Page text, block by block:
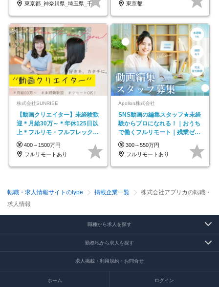
東京都_神奈川県_埼玉県_千葉県_大阪府…
東京都
株式会社SUNRISE
【動画クリエイター】未経験歓
迎＊月給30万～＊年休125日以
上＊フルリモ・フルフレックス
◆10名の採用が決定◆
400～1500万円
フルリモートあり
Apollon株式会社
SNS動画の編集スタッフ★未経
験からプロになれる！｜おうち
で働くフルリモート｜残業ゼロ
で18時退勤◎
300～550万円
フルリモートあり
転職・求人情報サイトのtype 掲載企業一覧
株式会社アプリカの転職・
求人情報
職種から求人を探す
勤務地から求人を探す
求人掲載・利用規約・お問合せ
ホーム ログイン